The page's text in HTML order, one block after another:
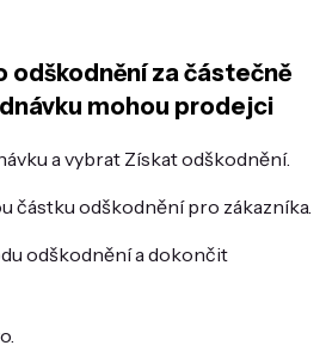
odškodnění za částečně
mohou prodejci
a vybrat Získat odškodnění.
částku odškodnění pro zákazníka.
odškodnění a dokončit